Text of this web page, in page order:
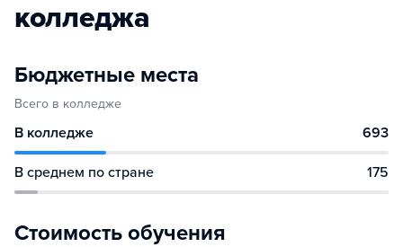
колледжа
Бюджетные места
Всего в колледже
В колледже 693
В среднем по стране 175
Стоимость обучения